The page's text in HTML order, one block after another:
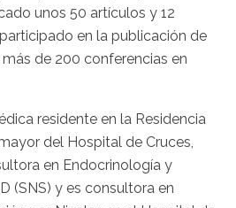
unos 50 artículos y 12
en la publicación de
de 200 conferencias en
residente en la Residencia
del Hospital de Cruces,
en Endocrinología y
(SNS) y es consultora en